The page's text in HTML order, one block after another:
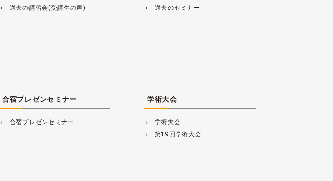
navigate_next 過去の講習会(受講生の声) navigate_next 過去のセミナー
合宿プレゼンセミナー
navigate_next 合宿プレゼンセミナー
学術大会
navigate_next 学術大会
navigate_next 第19回学術大会